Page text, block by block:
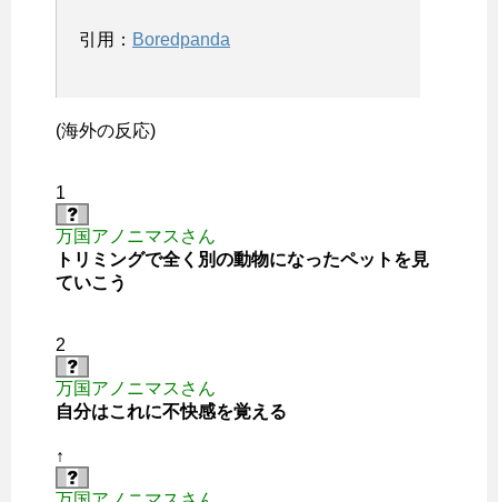
引用： Boredpanda
(海外の反応)
1
万国アノニマスさん
トリミングで全く別の動物になったペットを見
ていこう
2
万国アノニマスさん
自分はこれに不快感を覚える
↑